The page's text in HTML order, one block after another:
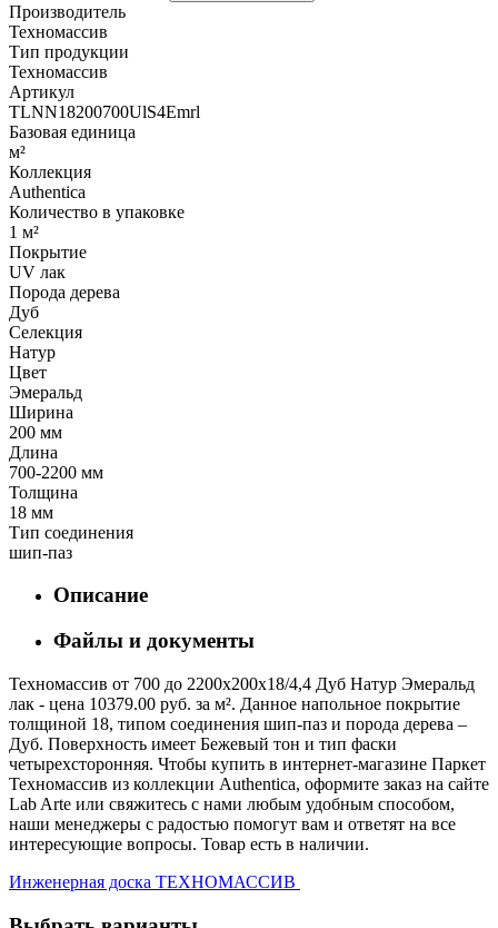
Производитель
Техномассив
Тип продукции
Техномассив
Артикул
TLNN18200700UlS4Emrl
Базовая единица
м²
Коллекция
Authentica
Количество в упаковке
1 м²
Покрытие
UV лак
Порода дерева
Дуб
Селекция
Натур
Цвет
Эмеральд
Ширина
200 мм
Длина
700-2200 мм
Толщина
18 мм
Тип соединения
шип-паз
Описание
Файлы и документы
Техномассив от 700 до 2200х200х18/4,4 Дуб Натур Эмеральд
лак - цена 10379.00 руб. за м². Данное напольное покрытие
толщиной 18, типом соединения шип-паз и порода дерева –
Дуб. Поверхность имеет Бежевый тон и тип фаски
четырехсторонняя. Чтобы купить в интернет-магазине Паркет
Техномассив из коллекции Authentica, оформите заказ на сайте
Lab Arte или свяжитесь с нами любым удобным способом,
наши менеджеры с радостью помогут вам и ответят на все
интересующие вопросы. Товар есть в наличии.
Инженерная доска ТЕХНОМАССИВ